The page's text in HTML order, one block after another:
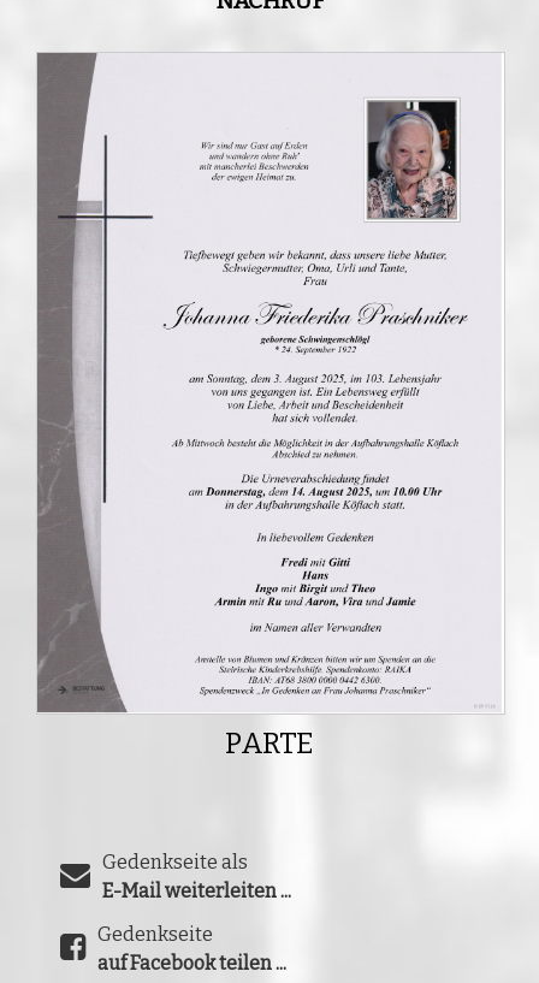
PARTE
Gedenkseite als
E-Mail weiterleiten ...
Gedenkseite
auf Facebook teilen ...